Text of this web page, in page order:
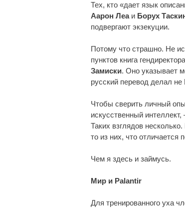
Тех, кто «дает язык
Аарон Леаи Борух
подвергают экзекуции.
Потому что страшно. Не
пунктов книга
Замиски. Оно указывает
русский перевод делал
Чтобы сверить личный
искусственный
Таких взглядов
то из них, что отличается
Чем я здесь и займусь.
Мир и Palantir
Для тренированного уха